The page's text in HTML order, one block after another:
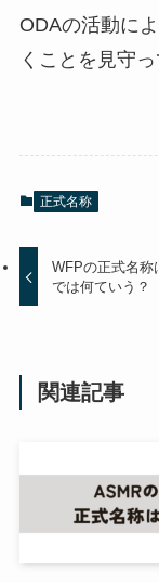
ODAの活動に
くことを見守
正式名称
WFPの正式名称
では何ていう？
関連記事